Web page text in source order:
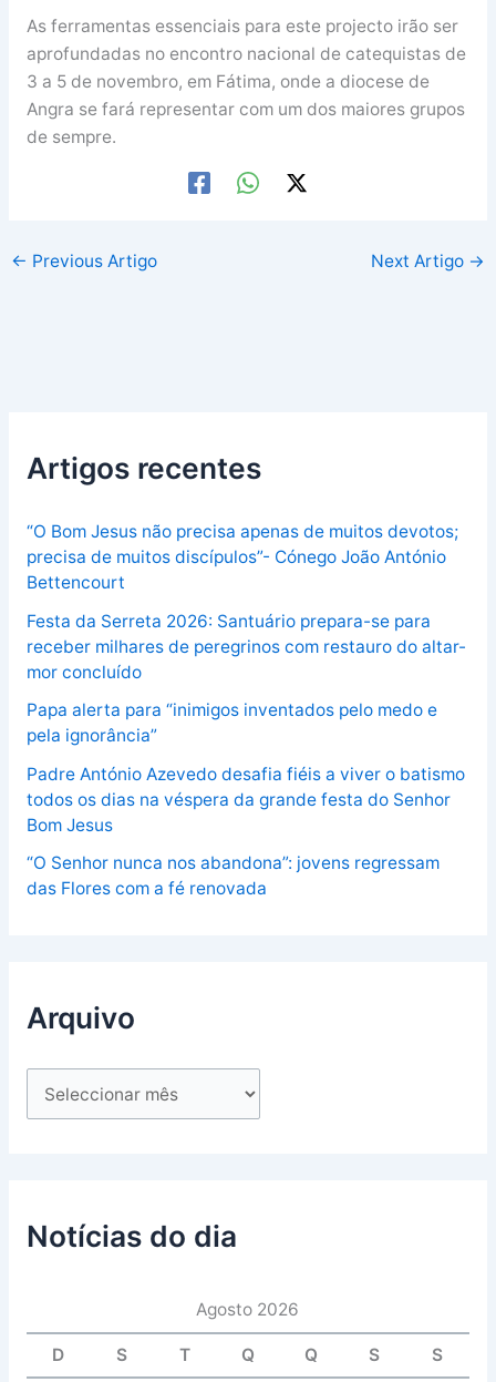
As ferramentas essenciais para este projecto irão ser
aprofundadas no encontro nacional de catequistas de
3 a 5 de novembro, em Fátima, onde a diocese de
Angra se fará representar com um dos maiores grupos
de sempre.
← Previous Artigo Next Artigo →
Artigos recentes
“O Bom Jesus não precisa apenas de muitos devotos;
precisa de muitos discípulos”- Cónego João António
Bettencourt
Festa da Serreta 2026: Santuário prepara-se para
receber milhares de peregrinos com restauro do altar-
mor concluído
Papa alerta para “inimigos inventados pelo medo e
pela ignorância”
Padre António Azevedo desafia fiéis a viver o batismo
todos os dias na véspera da grande festa do Senhor
Bom Jesus
“O Senhor nunca nos abandona”: jovens regressam
das Flores com a fé renovada
Arquivo
Notícias do dia
Agosto 2026
D S T Q Q S S